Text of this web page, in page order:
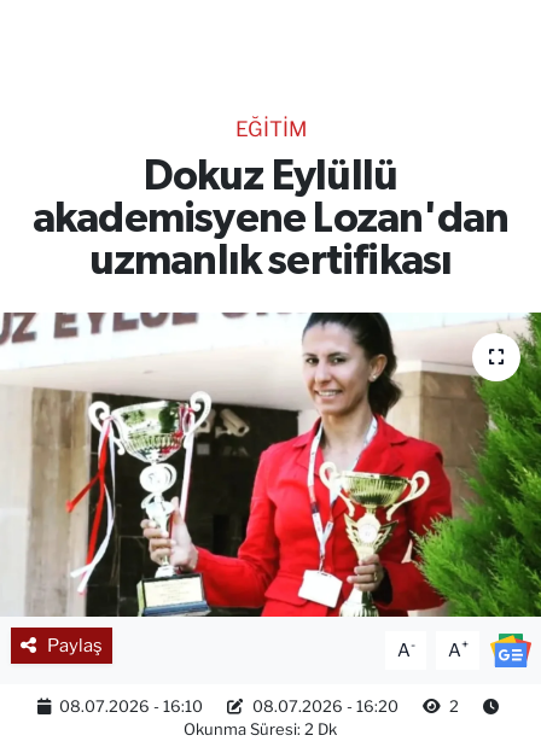
EĞİTİM
Dokuz Eylüllü
akademisyene Lozan'dan
uzmanlık sertifikası
Paylaş A- A+
08.07.2026 - 16:10 08.07.2026 - 16:20
2
Okunma Süresi: 2 Dk
RESMİ İLANLAR
Gencsesfm Canlı Dinle